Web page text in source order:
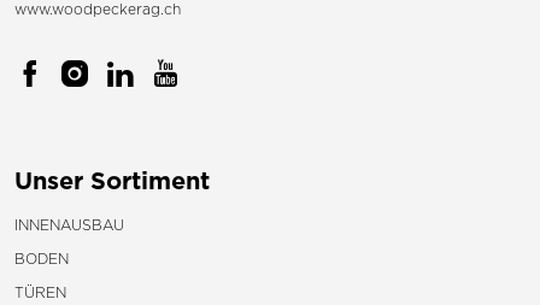
www.woodpeckerag.ch
Unser Sortiment
INNENAUSBAU
BODEN
TÜREN